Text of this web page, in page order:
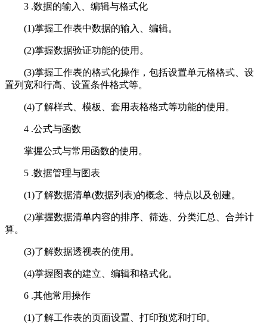
3 .数据的输入、编辑与格式化
(1)掌握工作表中数据的输入、编辑。
(2)掌握数据验证功能的使用。
(3)掌握工作表的格式化操作，包括设置单元格格式、设
置列宽和行高、设置条件格式等。
(4)了解样式、模板、套用表格格式等功能的使用。
4 .公式与函数
掌握公式与常用函数的使用。
5 .数据管理与图表
(1)了解数据清单(数据列表)的概念、特点以及创建。
(2)掌握数据清单内容的排序、筛选、分类汇总、合并计
算。
(3)了解数据透视表的使用。
(4)掌握图表的建立、编辑和格式化。
6 .其他常用操作
(1)了解工作表的页面设置、打印预览和打印。